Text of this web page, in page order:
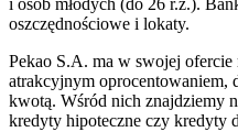
i osób młodych (do 26 r.ż.).
oszczędnościowe i lokaty.
Pekao S.A. ma w swojej ofercie
atrakcyjnym oprocentowaniem,
kwotą. Wśród nich znajdziemy
kredyty hipoteczne czy kredyty